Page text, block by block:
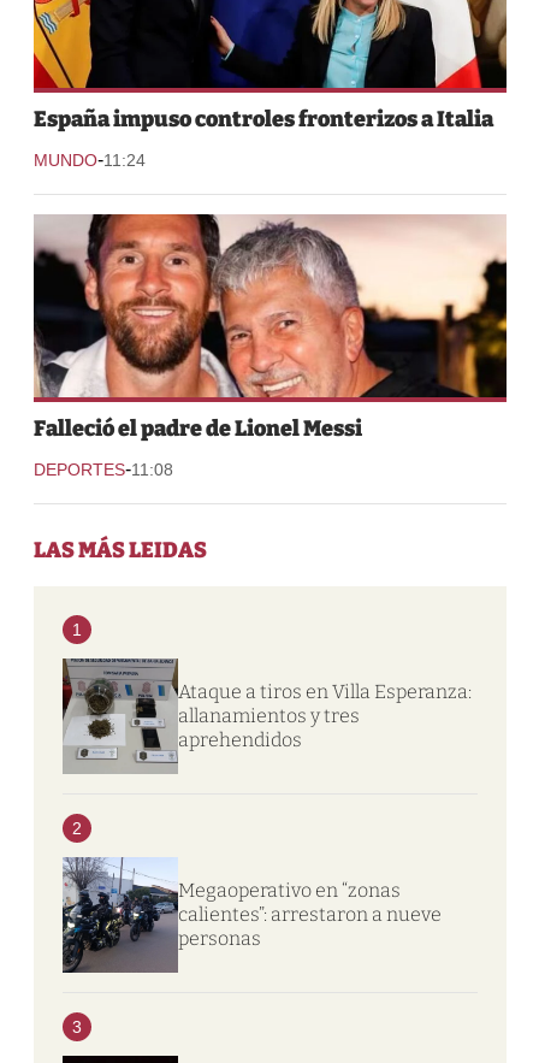
España impuso controles fronterizos a Italia
MUNDO-11:24
Falleció el padre de Lionel Messi
DEPORTES-11:08
LAS MÁS LEIDAS
1
Ataque a tiros en Villa Esperanza:
allanamientos y tres
aprehendidos
2
Megaoperativo en “zonas
calientes”: arrestaron a nueve
personas
3